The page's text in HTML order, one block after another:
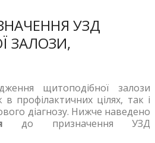
УЗД
ЗАЛОЗИ,
щитоподібної залози
профілактичних цілях, так і
діагнозу. Нижче наведено
до призначення УЗД